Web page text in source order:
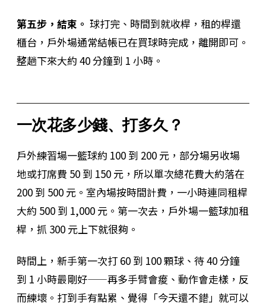
第五步，結束。 球打完、時間到就收桿，租的桿還
櫃台，戶外場通常結帳已在買球時完成，離開即可。
整趟下來大約 40 分鐘到 1 小時。
一次花多少錢、打多久？
戶外練習場一籃球約 100 到 200 元，部分場另收場
地或打席費 50 到 150 元，所以單次總花費大約落在
200 到 500 元。室內場按時間計費，一小時連同租桿
大約 500 到 1,000 元。第一次去，戶外場一籃球加租
桿，抓 300 元上下就很夠。
時間上，新手第一次打 60 到 100 顆球、待 40 分鐘
到 1 小時最剛好——再多手臂會痠、動作會走樣，反
而練壞。打到手有點累、覺得「今天還不錯」就可以